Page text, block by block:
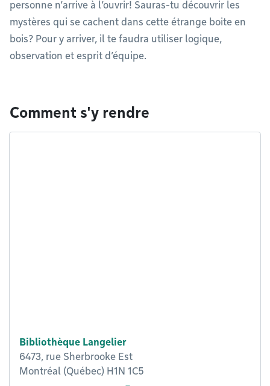
personne n’arrive à l’ouvrir! Sauras-tu découvrir les
mystères qui se cachent dans cette étrange boite en
bois? Pour y arriver, il te faudra utiliser logique,
observation et esprit d’équipe.
Comment s'y rendre
Bibliothèque Langelier
6473, rue Sherbrooke Est
Montréal (Québec) H1N 1C5